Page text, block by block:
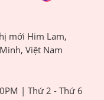
mới Him Lam,
Việt Nam
| Thứ 2 - Thứ 6